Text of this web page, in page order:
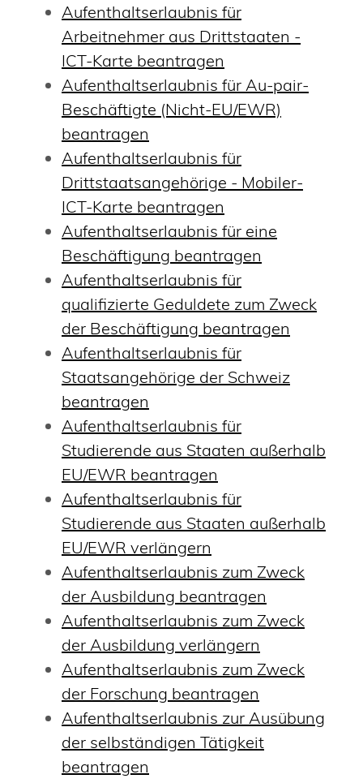
Aufenthaltserlaubnis für
Arbeitnehmer aus Drittstaaten -
ICT-Karte beantragen
Aufenthaltserlaubnis für Au-pair-
Beschäftigte (Nicht-EU/EWR)
beantragen
Aufenthaltserlaubnis für
Drittstaatsangehörige - Mobiler-
ICT-Karte beantragen
Aufenthaltserlaubnis für eine
Beschäftigung beantragen
Aufenthaltserlaubnis für
qualifizierte Geduldete zum Zweck
der Beschäftigung beantragen
Aufenthaltserlaubnis für
Staatsangehörige der Schweiz
beantragen
Aufenthaltserlaubnis für
Studierende aus Staaten außerhalb
EU/EWR beantragen
Aufenthaltserlaubnis für
Studierende aus Staaten außerhalb
EU/EWR verlängern
Aufenthaltserlaubnis zum Zweck
der Ausbildung beantragen
Aufenthaltserlaubnis zum Zweck
der Ausbildung verlängern
Aufenthaltserlaubnis zum Zweck
der Forschung beantragen
Aufenthaltserlaubnis zur Ausübung
der selbständigen Tätigkeit
beantragen